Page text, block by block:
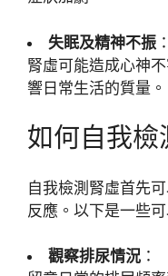
失眠及精神不振 ：
腎虛可能造成心神
響日常生活的質量。
如何自我檢
自我檢測腎虛首先
反應。以下是一些
觀察排尿情況 ：